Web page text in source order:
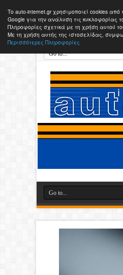
Το auto-internet.gr χρησιμοποιεί cookies από
Google για την ανάλυση τις κυκλοφορίας
Πληροφορίες σχετικά με τη χρήση αυτού
Με τη χρήση αυτής της ιστοσελίδας,
Περισσότερες Πληροφορίες